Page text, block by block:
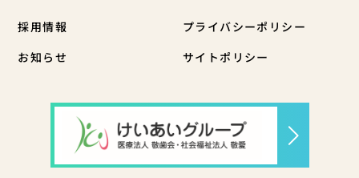
採用情報
お知らせ
プライバシーポリシー
サイトポリシー